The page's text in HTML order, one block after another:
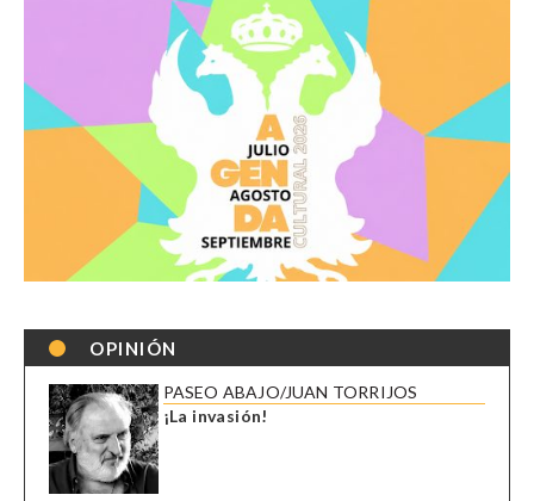
OPINIÓN
PASEO ABAJO/JUAN TORRIJOS
¡La invasión!